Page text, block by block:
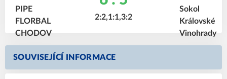
2:2,1:1,3:2
SOUVISEJÍCÍ INFORMACE